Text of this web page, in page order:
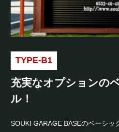
TYPE-B1
充実なオプションの
ル！
SOUKI GARAGE BASEのベーシッ